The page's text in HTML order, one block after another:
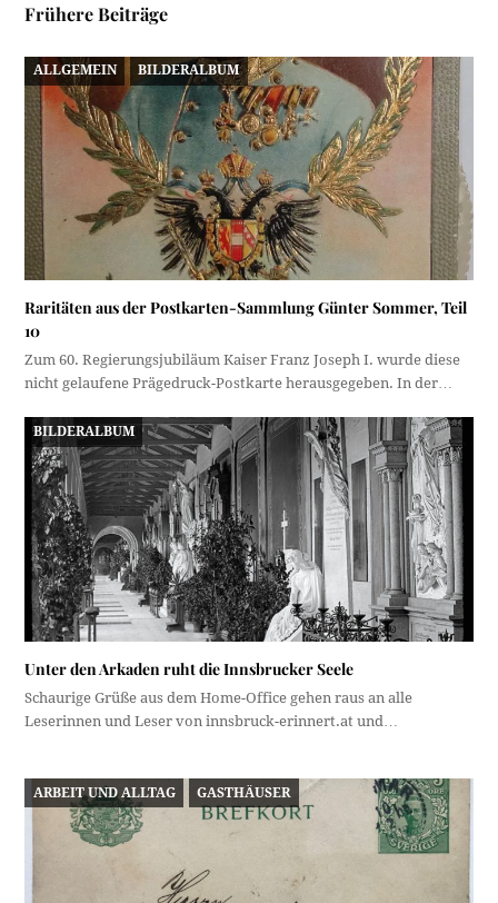
Frühere Beiträge
ALLGEMEIN BILDERALBUM
Raritäten aus der Postkarten-Sammlung Günter Sommer, Teil
10
Zum 60. Regierungsjubiläum Kaiser Franz Joseph I. wurde diese
nicht gelaufene Prägedruck-Postkarte herausgegeben. In der…
BILDERALBUM
Unter den Arkaden ruht die Innsbrucker Seele
Schaurige Grüße aus dem Home-Office gehen raus an alle
Leserinnen und Leser von innsbruck-erinnert.at und…
ARBEIT UND ALLTAG GASTHÄUSER